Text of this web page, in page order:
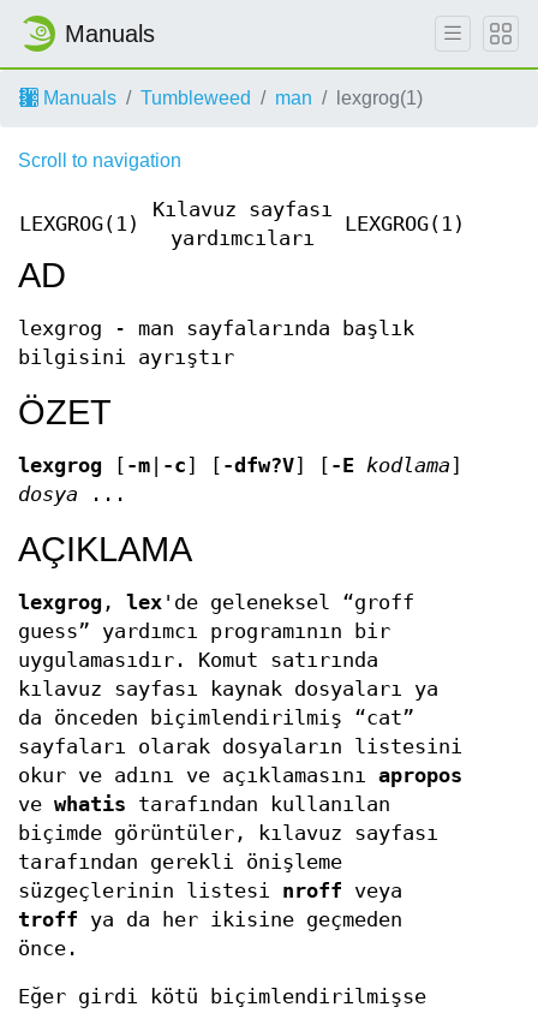
Manuals
Manuals Tumbleweed man lexgrog(1)
Scroll to navigation
LEXGROG(1)
Kılavuz sayfası
yardımcıları
LEXGROG(1)
AD
lexgrog - man sayfalarında başlık
bilgisini ayrıştır
ÖZET
lexgrog [ -m -c] [ -dfw?V] [ -E kodlama]
dosya ...
AÇIKLAMA
lexgrog , lex 'de geleneksel “groff
guess” yardımcı programının bir
uygulamasıdır. Komut satırında
kılavuz sayfası kaynak dosyaları ya
da önceden biçimlendirilmiş “cat”
sayfaları olarak dosyaların listesini
okur ve adını ve açıklamasını apropos
ve whatis tarafından kullanılan
biçimde görüntüler, kılavuz sayfası
tarafından gerekli önişleme
süzgeçlerinin listesi nroff veya
troff ya da her ikisine geçmeden
önce.
Eğer girdi kötü biçimlendirilmişse